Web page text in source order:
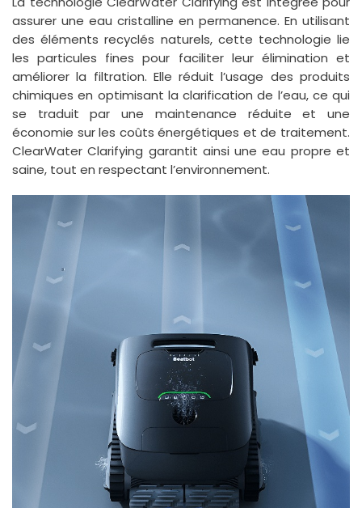
assurer une eau cristalline en permanence. En utilisant
des éléments recyclés naturels, cette technologie lie
les particules fines pour faciliter leur élimination et
améliorer la filtration. Elle réduit l’usage des produits
chimiques en optimisant la clarification de l’eau, ce qui
se traduit par une maintenance réduite et une
économie sur les coûts énergétiques et de traitement.
ClearWater Clarifying garantit ainsi une eau propre et
saine, tout en respectant l’environnement.